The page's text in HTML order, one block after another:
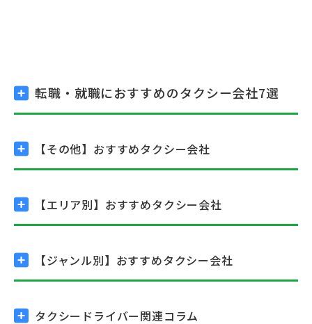
転職・就職におすすめのタクシー会社7選
【その他】 おすすめタクシー会社
【エリア別】 おすすめタクシー会社
【ジャンル別】 おすすめタクシー会社
タクシードライバー関連コラム